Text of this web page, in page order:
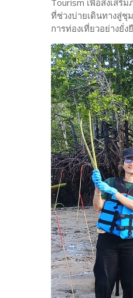
ที่ช่วงบ่ายเดินทางสู่ชุ
การท่องเที่ยวอย่างยั่ง